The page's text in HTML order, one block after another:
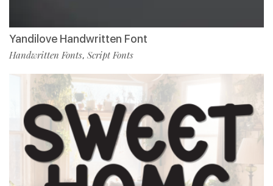
Yandilove Handwritten Font
Handwritten Fonts, Script Fonts